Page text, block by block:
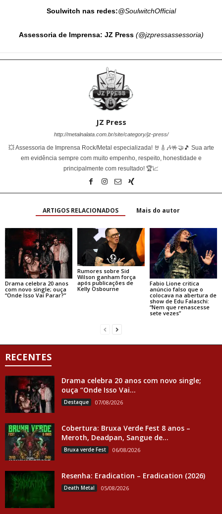
Soulwitch nas redes:@SoulwitchOfficial
Assessoria de Imprensa: JZ Press (@jzpressassessoria)
JZ Press
http://metalnalata.com.br/site/category/jz-press/
💥 Assessoria de Imprensa Rock/Metal especializada! 🤘🎸🎶🤟🤝🎵 Sua arte
em evidência sempre com muito empenho, respeito, honestidade e
principalmente com resultado! 🏆📈
ARTIGOS RELACIONADOS Mais do autor
Drama celebra 20 anos
com novo single; ouça
“Onde Isso Vai Parar?”
Rumores sobre Sid
Wilson ganham força
após publicações de
Kelly Osbourne
Fabio Lione critica
anúncio falso que o
colocava na abertura de
show de Edu Falaschi:
“Nem que renascesse
sete vezes”
RECENTES
Drama celebra 20 anos com novo single;
ouça “Onde Isso Vai...
Destaque 07/08/2026
Cobertura: Bruxa Verde Fest 8 anos –
Meroth, Deadpan, Sangue de...
Bruxa verde Fest 06/08/2026
Resenha: Eradication – Eradication (2026)
Death Metal 05/08/2026